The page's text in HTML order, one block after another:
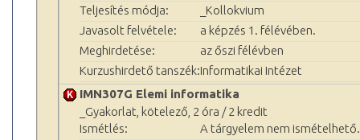
Teljesítés módja:
_Kollokvium
Javasolt felvétele:
a képzés 1. félévében.
Meghirdetése:
az őszi félévben
Kurzushirdető tanszék:Informatikai Intézet
IMN307G Elemi informatika
_Gyakorlat, kötelező, 2 óra / 2 kredit
Ismétlés:
A tárgyelem nem ismételhető.